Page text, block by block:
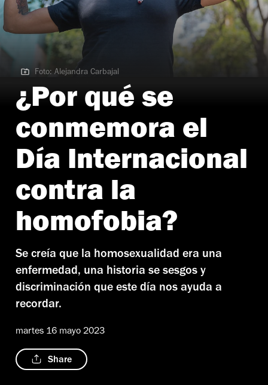
Foto: Alejandra Carbajal
Foto: Alejandra Carbajal
¿Por qué se
conmemora el
Día Internacional
contra la
homofobia?
Se creía que la homosexualidad era una
enfermedad, una historia se sesgos y
discriminación que este día nos ayuda a
recordar.
martes 16 mayo 2023
Share